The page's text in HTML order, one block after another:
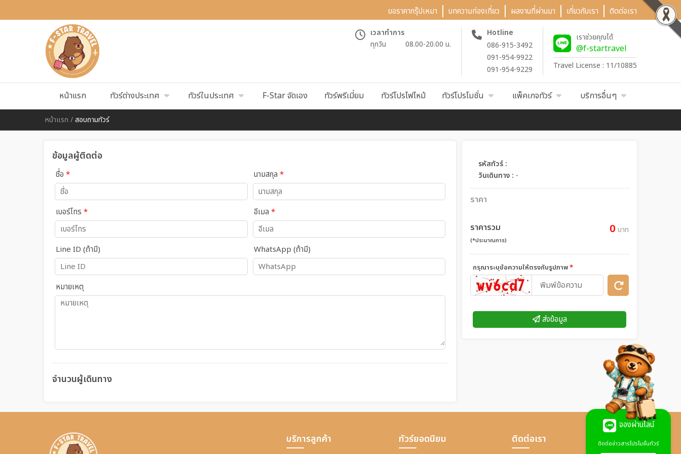
ขอราคากรุ๊ปเหมา บทความท่องเที่ยว ผลงานที่ผ่านมา เกี่ยวกับเรา ติดต่อเรา
เวลาทำการ
ทุกวัน
08.00-20.00 น.
Hotline
086-915-3492
091-954-9922
091-954-9229
เราช่วยคุณได้
@f-startravel
Travel License : 11/10885
หน้าแรก ทัวร์ต่างประเทศ ทัวร์ในประเทศ F-Star จัดเอง ทัวร์พรีเมี่ยม ทัวร์โปรไฟไหม้ ทัวร์โปรโมชั่น แพ็คเกจทัวร์ บริการอื่นๆ
หน้าแรก /สอบถามทัวร์
ข้อมูลผู้ติดต่อ
ชื่อ * นามสกุล *
เบอร์โทร * อีเมล *
Line ID (ถ้ามี) WhatsApp (ถ้ามี)
หมายเหตุ
จำนวนผู้เดินทาง
รหัสทัวร์ :
วันเดินทาง : -
ราคา
ราคารวม
(*ประมาณการ)
0 บาท
กรุณาระบุข้อความให้ตรงกับรูปภาพ*
ส่งข้อมูล
บริการลูกค้า ทัวร์ยอดนิยม ติดต่อเรา
จองผ่านไลน์
ติดต่อข่าวสารโปรโมชั่นทัวร์